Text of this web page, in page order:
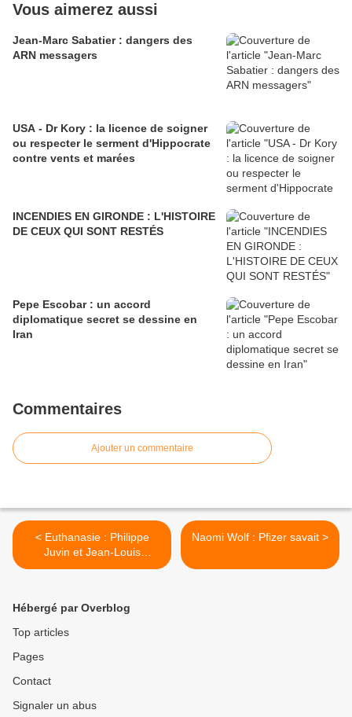
Vous aimerez aussi
Jean-Marc Sabatier : dangers des
ARN messagers
USA - Dr Kory : la licence de soigner
ou respecter le serment d'Hippocrate
contre vents et marées
INCENDIES EN GIRONDE : L'HISTOIRE
DE CEUX QUI SONT RESTÉS
Pepe Escobar : un accord
diplomatique secret se dessine en
Iran
Commentaires
Ajouter un commentaire
< Euthanasie : Philippe
Juvin et Jean-Louis
Touraine
Naomi Wolf : Pfizer savait >
Hébergé par Overblog
Top articles
Pages
Contact
Signaler un abus